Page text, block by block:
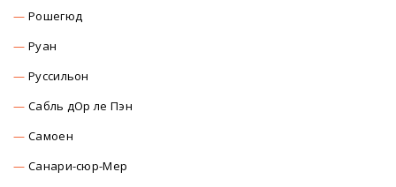
Рошегюд
Руан
Руссильон
Сабль дОр ле Пэн
Самоен
Санари-сюр-Мер